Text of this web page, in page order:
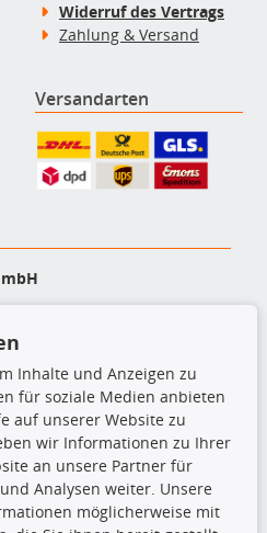
Widerruf des Vertrags
Zahlung & Versand
Versandarten
Inhalte und Anzeigen zu
für soziale Medien anbieten
auf unserer Website zu
wir Informationen zu Ihrer
an unsere Partner für
Analysen weiter. Unsere
möglicherweise mit